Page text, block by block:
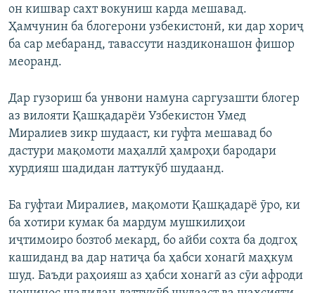
он кишвар сахт вокуниш карда мешавад.
Ҳамчунин ба блогерони узбекистонӣ, ки дар хориҷ
ба сар мебаранд, тавассути наздиконашон фишор
меоранд.
Дар гузориш ба унвони намуна саргузашти блогер
аз вилояти Қашқадарёи Узбекистон Умед
Миралиев зикр шудааст, ки гуфта мешавад бо
дастури мақомоти маҳаллӣ ҳамроҳи бародари
хурдияш шадидан латтукӯб шудаанд.
Ба гуфтаи Миралиев, мақомоти Қашқадарё ӯро, ки
ба хотири кумак ба мардум мушкилиҳои
иҷтимоиро бозтоб мекард, бо айби сохта ба додгоҳ
кашиданд ва дар натиҷа ба ҳабси хонагӣ маҳкум
шуд. Баъди раҳоияш аз ҳабси хонагӣ аз сӯи афроди